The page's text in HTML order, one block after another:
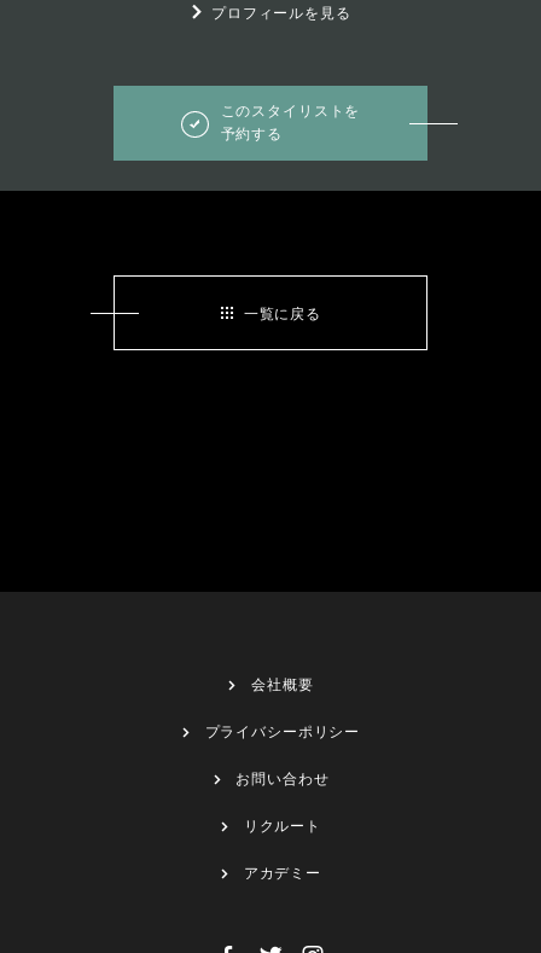
プロフィールを見る
このスタイリストを
予約する
一覧に戻る
会社概要
プライバシーポリシー
お問い合わせ
リクルート
アカデミー